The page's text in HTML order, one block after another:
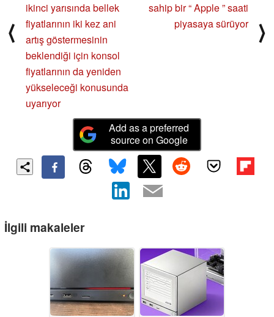
⟨
ikinci yarısında bellek
fiyatlarının iki kez ani
artış göstermesinin
beklendiği için konsol
fiyatlarının da yeniden
yükseleceği konusunda
uyarıyor
sahip bir “ Apple ” saati
piyasaya sürüyor
⟩
Add as a preferred
source on Google
İlgili makaleler